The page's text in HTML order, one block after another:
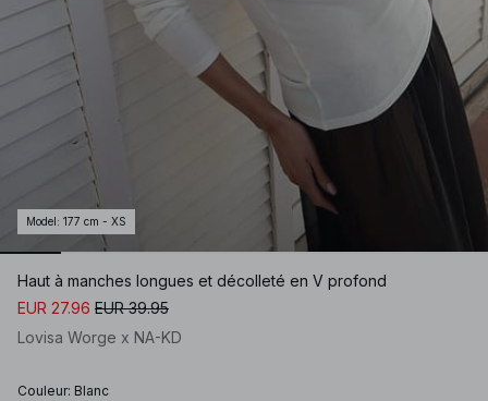
Model : 177 cm - XS
Haut à manches longues et décolleté en V profond
EUR 27.96 EUR 39.95
Lovisa Worge x NA-KD
Couleur: Blanc